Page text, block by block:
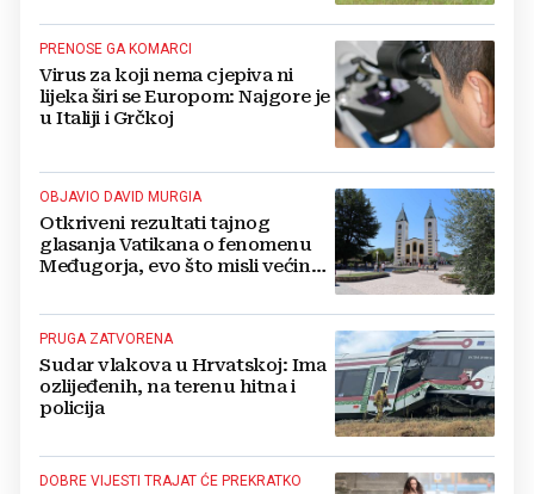
velikom šoku
PRENOSE GA KOMARCI
Virus za koji nema cjepiva ni
lijeka širi se Europom: Najgore je
u Italiji i Grčkoj
OBJAVIO DAVID MURGIA
Otkriveni rezultati tajnog
glasanja Vatikana o fenomenu
Međugorja, evo što misli većina
PRUGA ZATVORENA
Sudar vlakova u Hrvatskoj: Ima
ozlijeđenih, na terenu hitna i
policija
DOBRE VIJESTI TRAJAT ĆE PREKRATKO